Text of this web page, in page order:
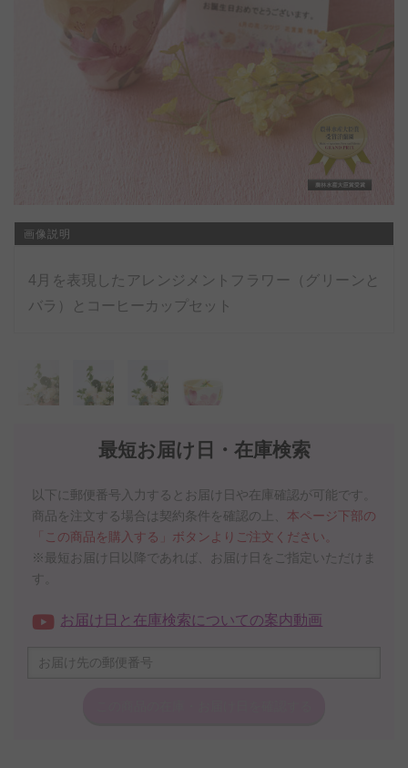
最短お届け日・在庫検索
以下に郵便番号入力するとお届け日や在庫確認が可能です。
商品を注文する場合は契約条件を確認の上、 本ページ下部の
「この商品を購入する」ボタンよりご注文ください。
※最短お届け日以降であれば、お届け日をご指定いただけま
す。
お届け日と在庫検索についての案内動画
画像説明
4月を表現したアレンジメントフラワー（グリーンと
バラ）とコーヒーカップセット